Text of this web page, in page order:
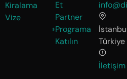
Kiralama
Vize
Et
Partner
Programa
Katılın
Türkiye
İletişim